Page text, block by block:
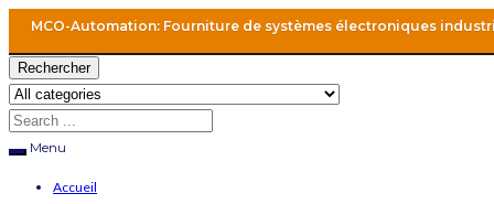
MCO-Automation: Fourniture de systèmes électroniques
Rechercher
Menu
Accueil